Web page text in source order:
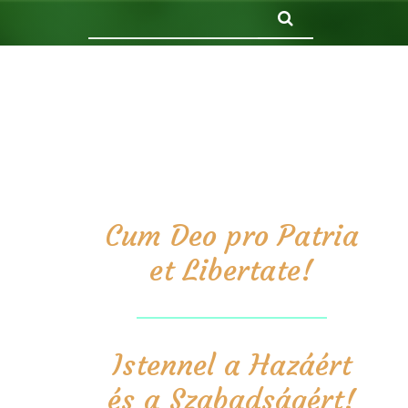
Cum Deo pro Patria
et Libertate!
Istennel a Hazáért
és a Szabadságért!